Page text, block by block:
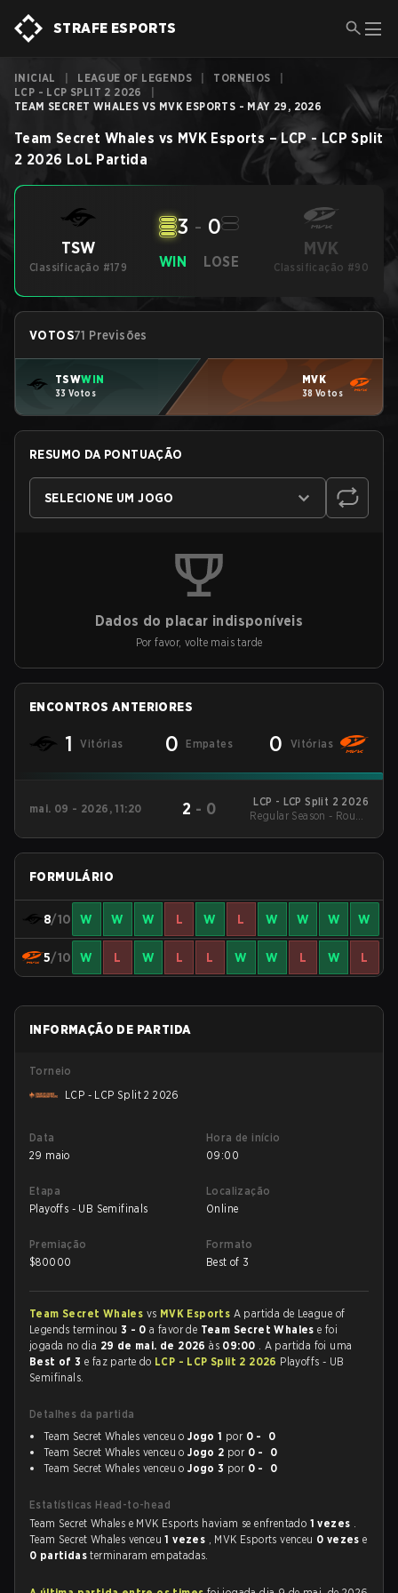
STRAFE ESPORTS
INICIAL LEAGUE OF LEGENDS TORNEIOS
LCP - LCP SPLIT 2 2026
TEAM SECRET WHALES VS MVK ESPORTS - MAY 29, 2026
Team Secret Whales vs MVK Esports –LCP - LCP Split
2 2026 LoL Partida
TSW
Classificação #179 WIN
3 - 0
LOSE
MVK
Classificação #90
VOTOS71 Previsões
TSWWIN
33 Votos
MVK
38 Votos
RESUMO DA PONTUAÇÃO
SELECIONE UM JOGO
Dados do placar indisponíveis
Por favor, volte mais tarde
ENCONTROS ANTERIORES
1 Vitórias 0 Empates 0 Vitórias
mai. 09 - 2026, 11:20 2 - 0
LCP - LCP Split 2 2026
Regular Season - Round
FORMULÁRIO
8/10 W W W L W L W W W W
5/10 W L W L L W W L W L
INFORMAÇÃO DE PARTIDA
Torneio
LCP - LCP Split 2 2026
Data
29 maio
Hora de início
09:00
Etapa
Playoffs - UB Semifinals
Localização
Online
Premiação
$80000
Formato
Best of 3
Team Secret Whales vs MVK Esports A partida de League of
Legends terminou 3 - 0 a favor de Team Secret Whalese foi
jogada no dia 29 de mai. de 2026às 09:00 . A partida foi uma
Best of 3 e faz parte do LCP - LCP Split 2 2026 Playoffs - UB
Semifinals.
Detalhes da partida
Team Secret Whales venceu oJogo 1 por 0 - 0
Team Secret Whales venceu oJogo 2 por 0 - 0
Team Secret Whales venceu oJogo 3 por 0 - 0
Estatísticas Head-to-head
Team Secret Whales e MVK Esports haviam se enfrentado 1 vezes .
Team Secret Whales venceu1 vezes , MVK Esports venceu 0 vezese
0 partidasterminaram empatadas.